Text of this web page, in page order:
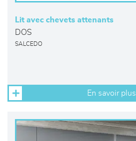
Lit avec chevets attenants
DOS
SALCEDO
En savoir plus